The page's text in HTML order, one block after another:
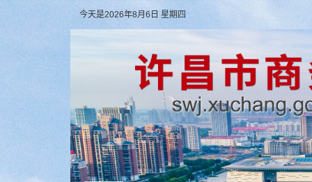
今天是2026年8月6日 星期四